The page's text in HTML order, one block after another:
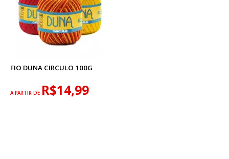
FIO DUNA CIRCULO 100G
A PARTIR DE R$14,99